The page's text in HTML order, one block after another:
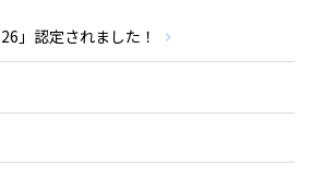
」認定されました！